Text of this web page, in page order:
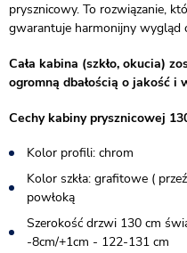
prysznicowy. To rozwiązanie,
gwarantuje harmonijny wygląd
Cała kabina (szkło, okucia)
ogromną dbałością o jakość
Cechy kabiny prysznicowej
Kolor profili: chrom
Kolor szkła: grafitowe (
powłoką
Szerokość drzwi 130 cm
-8cm/+1cm - 122-131 cm